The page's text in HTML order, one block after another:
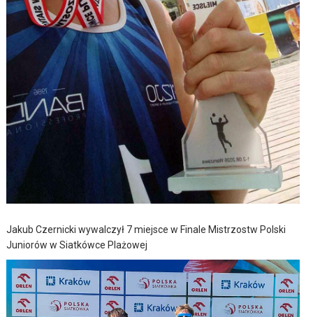
Jakub Czernicki wywalczył 7 miejsce w Finale Mistrzostw Polski
Juniorów w Siatkówce Plażowej